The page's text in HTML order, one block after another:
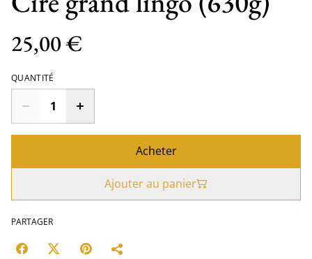
25,00 €
QUANTITÉ
Acheter
Ajouter au panier
PARTAGER